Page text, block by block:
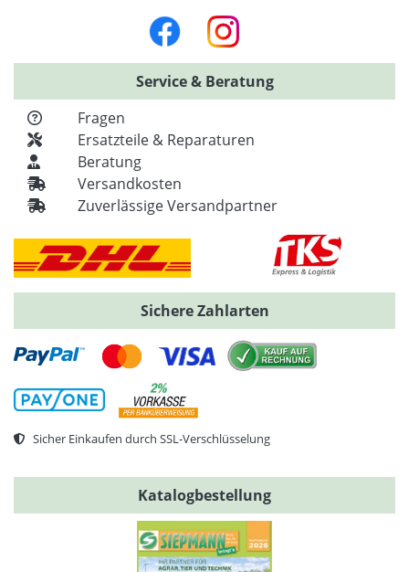
Service & Beratung
Fragen
Ersatzteile & Reparaturen
Beratung
Versandkosten
Zuverlässige Versandpartner
Sichere Zahlarten
Sicher Einkaufen durch SSL-Verschlüsselung
Katalogbestellung